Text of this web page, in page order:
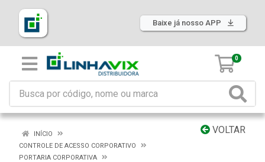
Baixe já nosso APP
0
VOLTAR
INÍCIO
CONTROLE DE ACESSO CORPORATIVO
PORTARIA CORPORATIVA